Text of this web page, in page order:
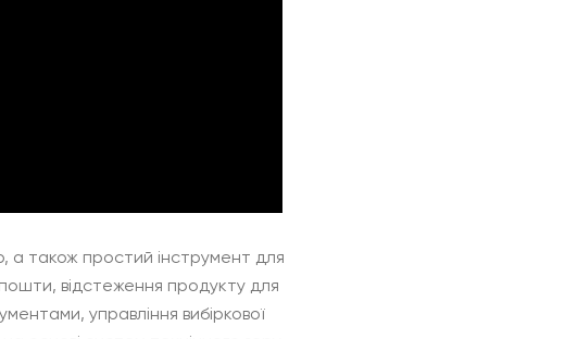
а також простий інструмент для
відстеження продукту для
управління вибіркової